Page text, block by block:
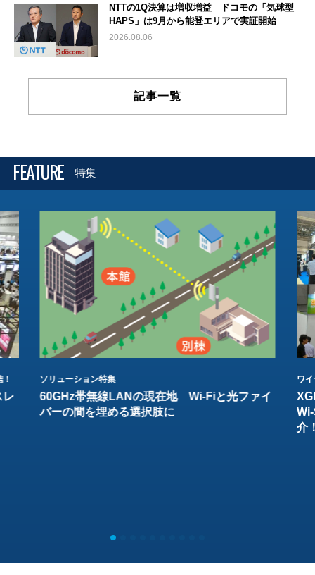
NTTの1Q決算は増収増益 ドコモの「気球型
HAPS」は9月から能登エリアで実証開始
2026.08.06
記事一覧
FEATURE 特集
レ
ソリューション特集
60GHz帯無線LANの現在地 Wi-Fiと光ファイ
バーの間を埋める選択肢に
ワ
介